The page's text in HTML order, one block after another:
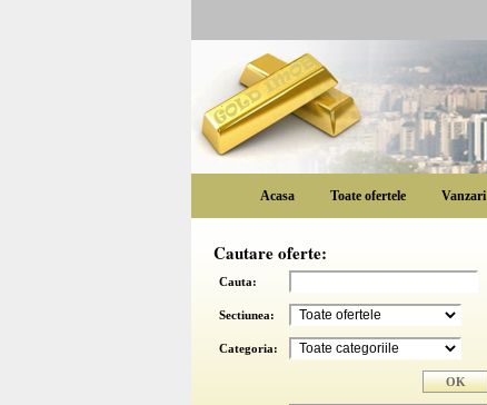
Acasa Toate ofertele Vanzari
Cautare oferte:
Cauta:
Sectiunea:
Categoria: